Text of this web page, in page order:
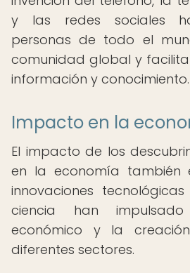
y las redes sociales
personas de todo el
comunidad global y
información y conocimiento.
Impacto en la
El impacto de los
en la economía también
innovaciones
ciencia han
económico y la
diferentes sectores.